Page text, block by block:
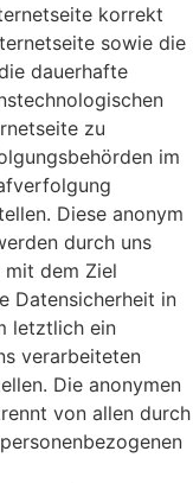
korrekt
sowie die
dauerhafte
zu
im
Diese anonym
durch uns
dem Ziel
Datensicherheit in
letztlich ein
verarbeiteten
Die anonymen
von allen durch